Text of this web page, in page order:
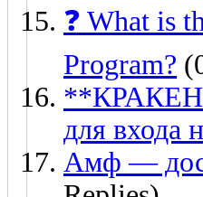
❓ What is
Program?
для входа
Амф —